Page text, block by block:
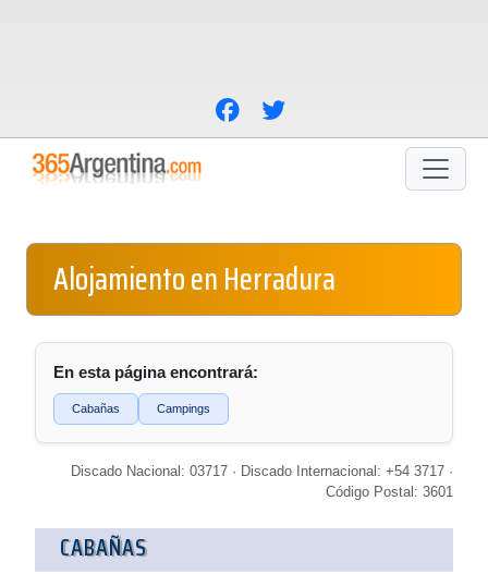
Alojamiento en Herradura
En esta página encontrará:
Cabañas Campings
Discado Nacional: 03717 · Discado Internacional: +54 3717 ·
Código Postal: 3601
CABAÑAS